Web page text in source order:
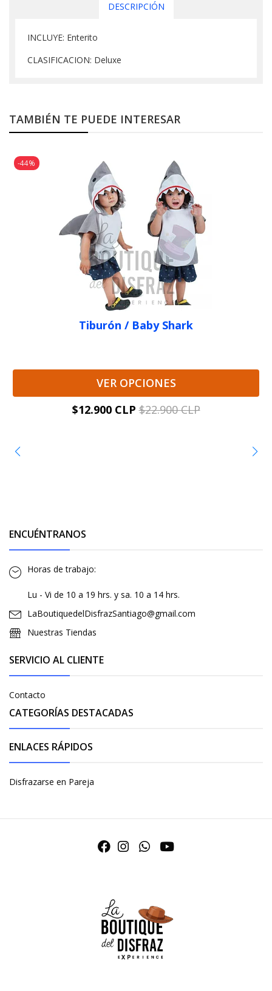
DESCRIPCIÓN
INCLUYE: Enterito
CLASIFICACION: Deluxe
TAMBIÉN TE PUEDE INTERESAR
-44%
Tiburón / Baby Shark
VER OPCIONES
$12.900 CLP $22.900 CLP
ENCUÉNTRANOS
Horas de trabajo:
Lu - Vi de 10 a 19 hrs. y sa. 10 a 14 hrs.
LaBoutiquedelDisfrazSantiago@gmail.com
Nuestras Tiendas
SERVICIO AL CLIENTE
Contacto
CATEGORÍAS DESTACADAS
ENLACES RÁPIDOS
Disfrazarse en Pareja